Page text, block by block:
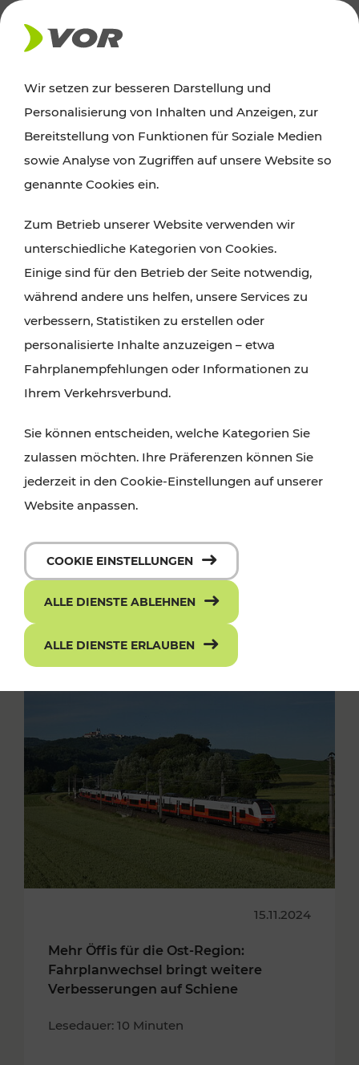
AKTUELLES
News
Alle wichtigen Meldungen zu Fahrplanänderungen,
finden Sie hier im Überblick.
15.11.2024
Mehr Öffis für die Ost-Region:
Fahrplanwechsel bringt weitere
Verbesserungen auf Schiene
Lesedauer: 10 Minuten
Wir setzen zur besseren Darstellung und
Personalisierung von Inhalten und Anzeigen, zur
Bereitstellung von Funktionen für Soziale Medien
sowie Analyse von Zugriffen auf unsere Website so
genannte Cookies ein.
Zum Betrieb unserer Website verwenden wir
unterschiedliche Kategorien von Cookies.
Einige sind für den Betrieb der Seite notwendig,
während andere uns helfen, unsere Services zu
verbessern, Statistiken zu erstellen oder
personalisierte Inhalte anzuzeigen – etwa
Fahrplanempfehlungen oder Informationen zu
Ihrem Verkehrsverbund.
Sie können entscheiden, welche Kategorien Sie
zulassen möchten. Ihre Präferenzen können Sie
jederzeit in den Cookie-Einstellungen auf unserer
Website anpassen.
COOKIE EINSTELLUNGEN
ALLE DIENSTE ABLEHNEN
ALLE DIENSTE ERLAUBEN